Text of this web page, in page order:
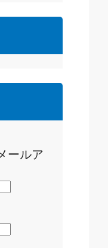
ールア